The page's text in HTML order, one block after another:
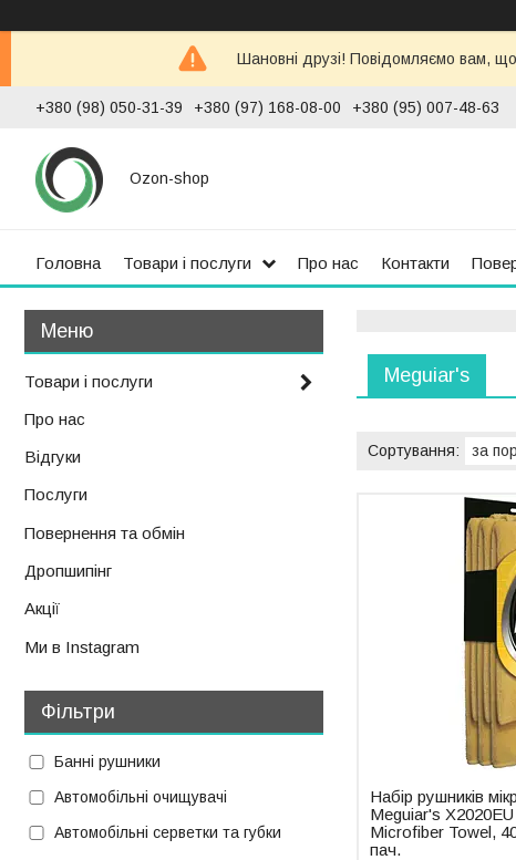
Шановні друзі! Повідомляємо вам,
+380 (98) 050-31-39 +380 (97) 168-08-00 +380 (95) 007-48-63
Ozon-shop
Головна Товари і послуги Про нас Контакти
Meguiar's
Набір рушників
Meguiar's
Microfiber Towel,
пач.
Товари і послуги
Про нас
Відгуки
Послуги
Повернення та обмін
Дропшипінг
Акції
Ми в Instagram
Фільтри
Банні рушники
Автомобільні очищувачі
Автомобільні серветки та губки